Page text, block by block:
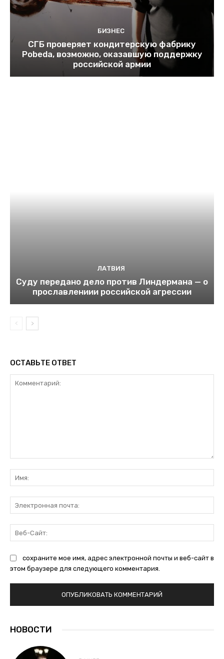
БИЗНЕС
СГБ проверяет кондитерскую фабрику
Pobeda, возможно, оказавшую поддержку
российской армии
ЛАТВИЯ
Суду передано дело против Линдермана — о
прославлениии российской агрессии
ОСТАВЬТЕ ОТВЕТ
сохраните мое имя, адрес электронной почты и веб-сайт в
этом браузере для следующего комментария.
НОВОСТИ